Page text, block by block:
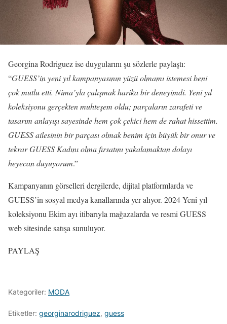
Georgina Rodriguez ise duygularını şu sözlerle paylaştı:
“GUESS’in yeni yıl kampanyasının yüzü olmamı istemesi beni
çok mutlu etti. Nima’yla çalışmak harika bir deneyimdi. Yeni yıl
koleksiyonu gerçekten muhteşem oldu; parçaların zarafeti ve
tasarım anlayışı sayesinde hem çok çekici hem de rahat hissettim.
GUESS ailesinin bir parçası olmak benim için büyük bir onur ve
tekrar GUESS Kadını olma fırsatını yakalamaktan dolayı
heyecan duyuyorum.”
Kampanyanın görselleri dergilerde, dijital platformlarda ve
GUESS’in sosyal medya kanallarında yer alıyor. 2024 Yeni yıl
koleksiyonu Ekim ayı itibarıyla mağazalarda ve resmi GUESS
web sitesinde satışa sunuluyor.
PAYLAŞ
Kategoriler: MODA
Etiketler: georginarodriguez, guess